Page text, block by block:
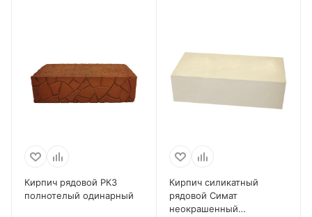
Кирпич рядовой РКЗ
полнотелый одинарный
Кирпич силикатный
рядовой Симат
неокрашенный